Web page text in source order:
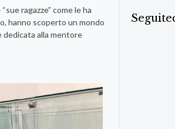
ragazze” come le ha
hanno scoperto un mondo
dedicata alla mentore